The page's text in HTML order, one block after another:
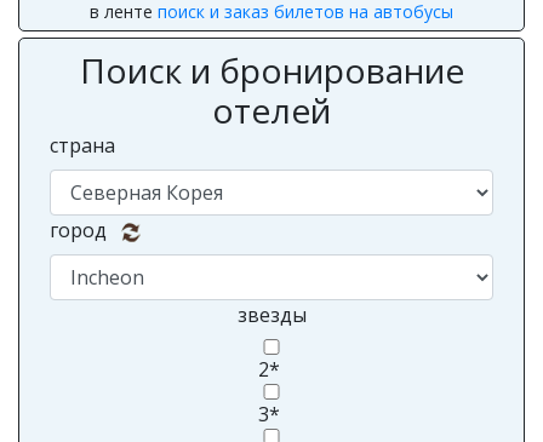
в ленте поиск и заказ билетов на автобусы
Поиск и бронирование
отелей
страна
город
звезды
2*
3*